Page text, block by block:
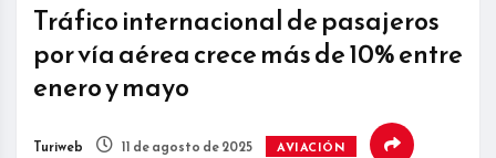
Tráfico internacional de pasajeros
por vía aérea crece más de 10% entre
enero y mayo
Turiweb 11 de agosto de 2025 AVIACIÓN